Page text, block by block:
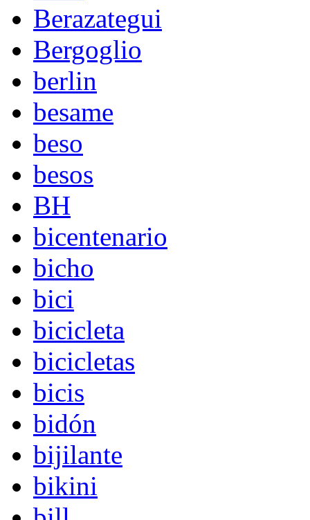
Berazategui
Bergoglio
berlin
besame
beso
besos
BH
bicentenario
bicho
bici
bicicleta
bicicletas
bicis
bidón
bijilante
bikini